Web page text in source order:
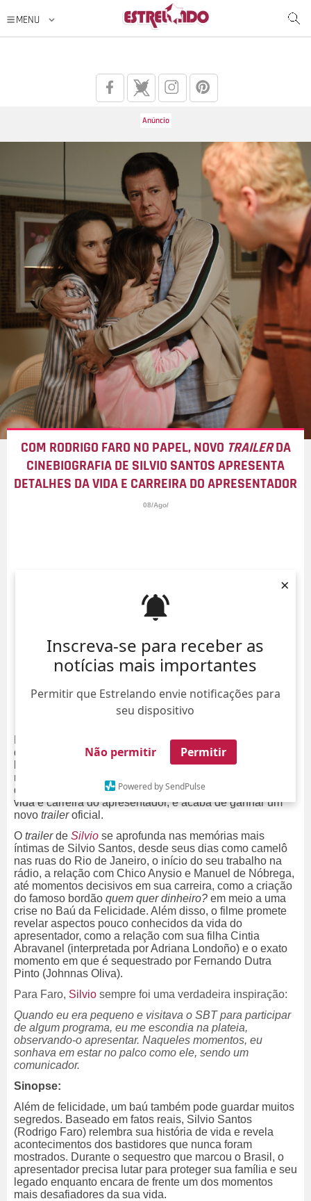
Inscreva-se para receber as
notícias mais importantes
Permitir que Estrelando envie notificações para
seu dispositivo
Não permitir Permitir
Powered by SendPulse
×
COM RODRIGO FARO NO PAPEL, NOVO TRAILERDA
CINEBIOGRAFIA DE SILVIO SANTOS APRESENTA
DETALHES DA VIDA E CARREIRA DO APRESENTADOR
08/Ago/
Rodrigo Faro volta a atuar após 16 anos, encarando o
desafio de dar vida a um dos maiores ícones da televisão
brasileira, Silvio Santos, no filmeSilvio. Com estreia
marcada nos cinemas para o dia 5 de setembro, o longa
dirigido por Marcelo Antunes mergulha nos detalhes da
vida e carreira do apresentador, e acaba de ganhar um
novo traileroficial.
O trailerde Silvio se aprofunda nas memórias mais
íntimas de Silvio Santos, desde seus dias como camelô
nas ruas do Rio de Janeiro, o início do seu trabalho na
rádio, a relação com Chico Anysio e Manuel de Nóbrega,
até momentos decisivos em sua carreira, como a criação
do famoso bordão quem quer dinheiro? em meio a uma
crise no Baú da Felicidade. Além disso, o filme promete
revelar aspectos pouco conhecidos da vida do
apresentador, como a relação com sua filha Cintia
Abravanel (interpretada por Adriana Londoño) e o exato
momento em que é sequestrado por Fernando Dutra
Pinto (Johnnas Oliva).
Para Faro, Silvio sempre foi uma verdadeira inspiração:
Quando eu era pequeno e visitava o SBT para participar
de algum programa, eu me escondia na plateia,
observando-o apresentar. Naqueles momentos, eu
sonhava em estar no palco como ele, sendo um
comunicador.
Sinopse:
Além de felicidade, um baú também pode guardar muitos
segredos. Baseado em fatos reais, Silvio Santos
(Rodrigo Faro) relembra sua história de vida e revela
acontecimentos dos bastidores que nunca foram
mostrados. Durante o sequestro que marcou o Brasil, o
apresentador precisa lutar para proteger sua família e seu
legado enquanto encara de frente um dos momentos
mais desafiadores da sua vida.